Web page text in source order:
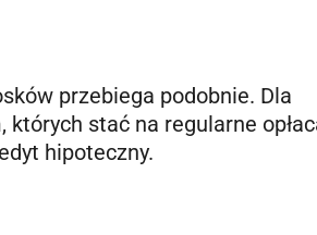
przebiega podobnie. Dla
stać na regularne
hipoteczny.